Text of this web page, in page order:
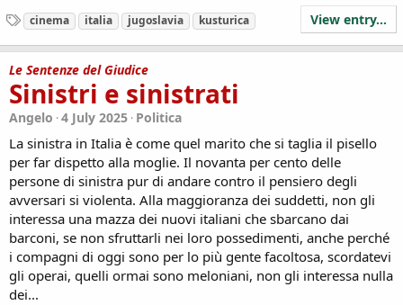
View entry...
T
g
s
cinema italia jugoslavia kusturica
Le Sentenze del Giudice
Sinistri e sinistrati
Angelo 4 July 2025 Politica
La sinistra in Italia è come quel marito che si taglia il pisello
per far dispetto alla moglie. Il novanta per cento delle
persone di sinistra pur di andare contro il pensiero degli
avversari si violenta. Alla maggioranza dei suddetti, non gli
interessa una mazza dei nuovi italiani che sbarcano dai
barconi, se non sfruttarli nei loro possedimenti, anche perché
i compagni di oggi sono per lo più gente facoltosa, scordatevi
gli operai, quelli ormai sono meloniani, non gli interessa nulla
dei...